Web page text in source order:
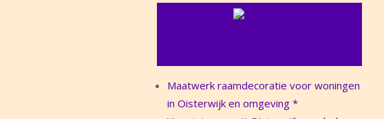
Maatwerk raamdecoratie voor woningen
in Oisterwijk en omgeving *